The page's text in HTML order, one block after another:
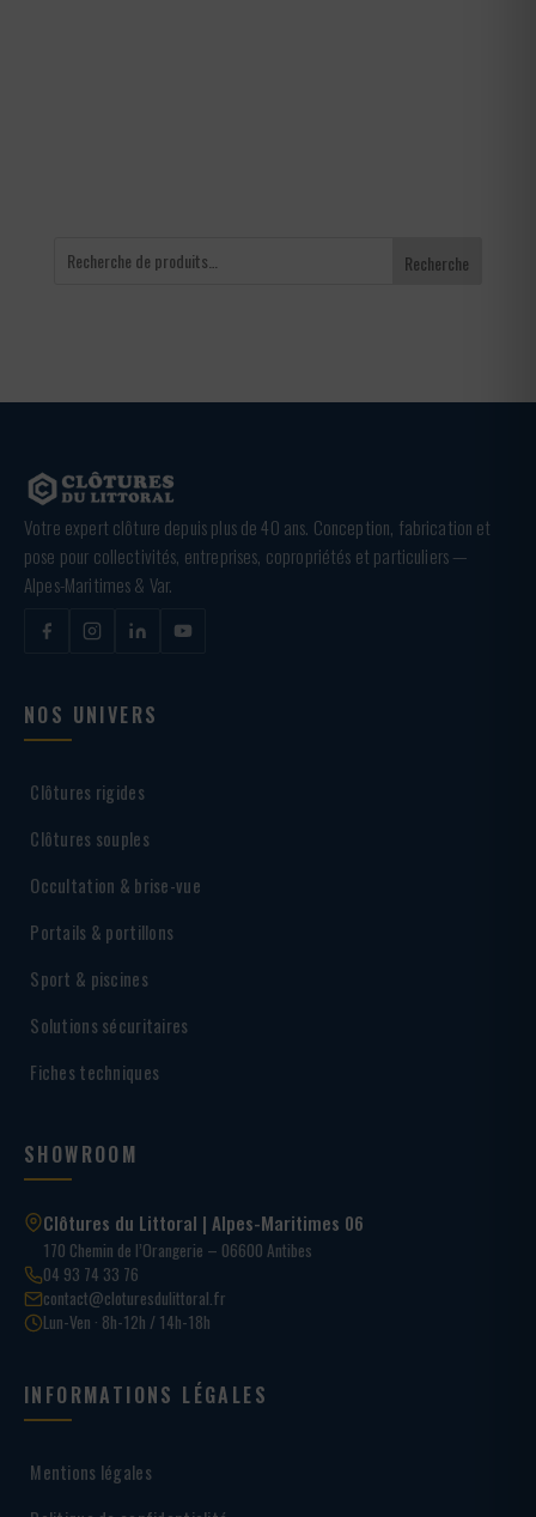
Recherche
Votre expert clôture depuis plus de 40 ans. Conception, fabrication et
pose pour collectivités, entreprises, copropriétés et particuliers —
Alpes-Maritimes & Var.
NOS UNIVERS
Clôtures rigides
Clôtures souples
Occultation & brise-vue
Portails & portillons
Sport & piscines
Solutions sécuritaires
Fiches techniques
SHOWROOM
Clôtures du Littoral | Alpes-Maritimes 06
170 Chemin de l’Orangerie – 06600 Antibes
04 93 74 33 76
contact@cloturesdulittoral.fr
Lun-Ven · 8h-12h / 14h-18h
INFORMATIONS LÉGALES
Mentions légales